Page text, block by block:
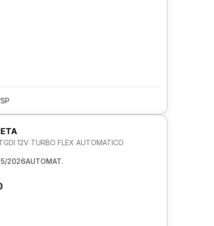
12V TURBO FLEX AUTOMATICO
2026AUTOMAT.